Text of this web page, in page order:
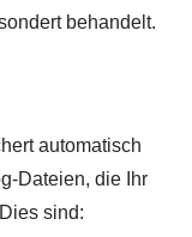
behandelt.
automatisch
Dateien, die Ihr
sind: